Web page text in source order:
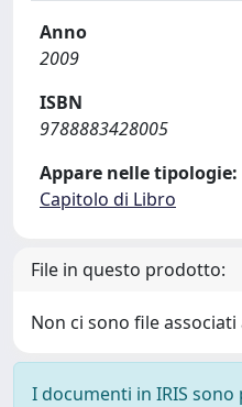
Anno
2009
ISBN
9788883428005
Appare nelle tipologie:
Capitolo di Libro
File in questo prodotto:
Non ci sono file
I documenti in IRIS